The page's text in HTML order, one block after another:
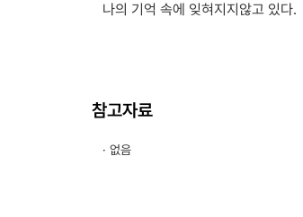
나의 기억 속에 잊혀지지않고 있다.
참고자료
· 없음